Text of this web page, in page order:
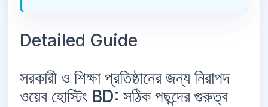
Detailed Guide
সরকারী ও শিক্ষা প্রতিষ্ঠানের জন্য নিরাপদ
ওয়েব হোস্টিং BD: সঠিক পছন্দের গুরুত্ব